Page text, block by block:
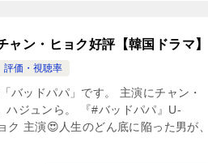
ン・ヒョク好評【韓国ドラマ】
評価・視聴率
バッドパパ」です。 主演にチャン・
ハジュンら。 『#バッドパパ』U-
主演😍人生のどん底に陥った男が、